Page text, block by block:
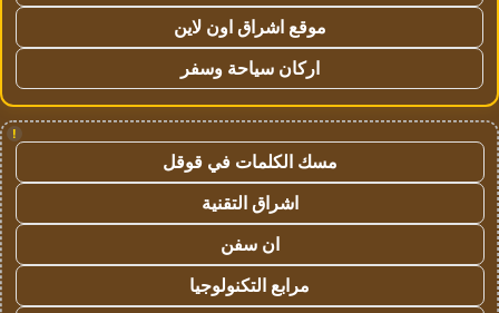
موقع اشراق اون لاين
اركان سياحة وسفر
!
مسك الكلمات في قوقل
اشراق التقنية
ان سفن
مرابع التكنولوجيا